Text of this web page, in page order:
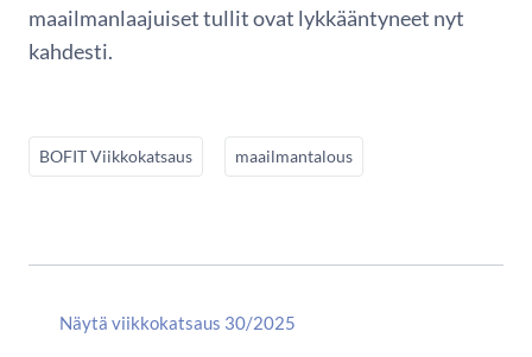
maailmanlaajuiset tullit ovat lykkääntyneet nyt
kahdesti.
BOFIT Viikkokatsaus maailmantalous
Näytä viikkokatsaus 30/2025